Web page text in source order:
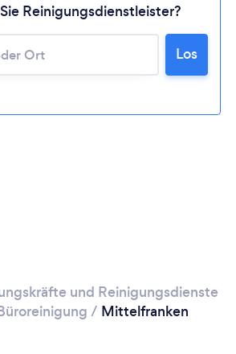
Lädt ...
Reinigungsdienstleister?
Los
und Reinigungsdienste
/ Mittelfranken